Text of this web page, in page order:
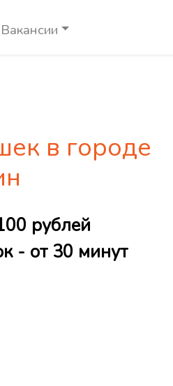
Вакансии
в городе
рублей
- от 30 минут